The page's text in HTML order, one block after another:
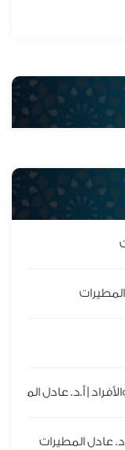
| أ.د. عادل
عادل المطيرات